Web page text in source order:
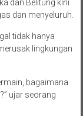
dan Belitung kini
dan menyeluruh.
tidak hanya
lingkungan
bagaimana
ujar seorang